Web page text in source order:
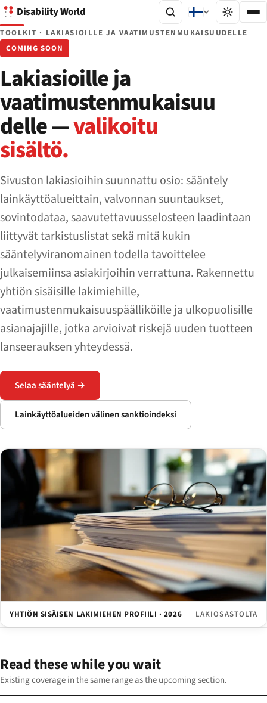
Disability World
TOOLKIT · LAKIASIOILLE JA VAATIMUSTENMUKAISUUDELLE
COMING SOON
Lakiasioille ja
vaatimustenmukaisuu
delle —valikoitu
sisältö.
Sivuston lakiasioihin suunnattu osio: sääntely
lainkäyttöalueittain, valvonnan suuntaukset,
sovintodataa, saavutettavuusselosteen laadintaan
liittyvät tarkistuslistat sekä mitä kukin
sääntelyviranomainen todella tavoittelee
julkaisemiinsa asiakirjoihin verrattuna. Rakennettu
yhtiön sisäisille lakimiehille,
vaatimustenmukaisuuspäälliköille ja ulkopuolisille
asianajajille, jotka arvioivat riskejä uuden tuotteen
lanseerauksen yhteydessä.
Selaa sääntelyä →
Lainkäyttöalueiden välinen sanktioindeksi
YHTIÖN SISÄISEN LAKIMIEHEN PROFIILI · 2026 LAKIOSASTOLTA
Read these while you wait
Existing coverage in the same range as the upcoming section.